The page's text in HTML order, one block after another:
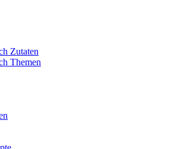
Zutaten
Themen